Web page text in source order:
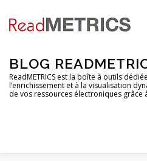
contenu
BLOG
ReadMETRICS est la boîte à outils
l’enrichissement et à la visualisation
de vos ressources électroniques grâce à